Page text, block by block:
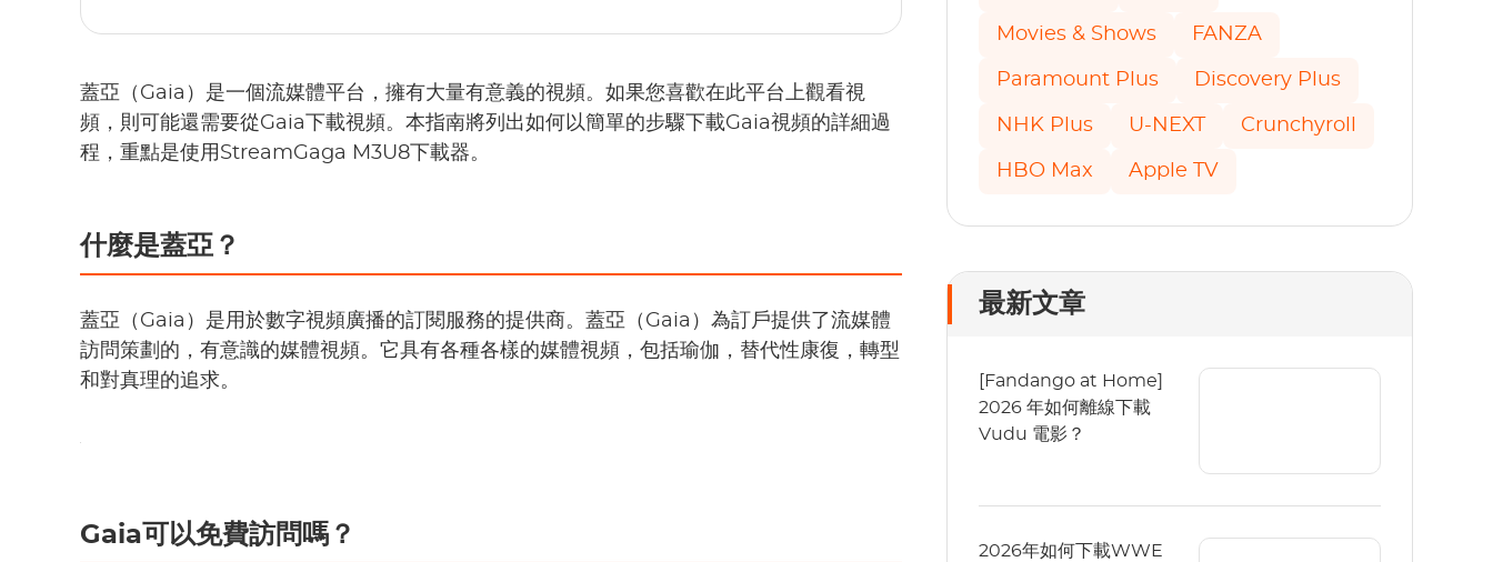
蓋亞（Gaia）是一個流媒體平台，擁有大量有意義的視頻。如果您喜歡在此平台上觀看視
頻，則可能還需要從Gaia下載視頻。本指南將列出如何以簡單的步驟下載Gaia視頻的詳細過
程，重點是使用StreamGaga M3U8下載器。
什麼是蓋亞？
蓋亞（Gaia）是用於數字視頻廣播的訂閱服務的提供商。蓋亞（Gaia）為訂戶提供了流媒體
訪問策劃的，有意識的媒體視頻。它具有各種各樣的媒體視頻，包括瑜伽，替代性康復，轉型
和對真理的追求。
Gaia可以免費訪問嗎？
Movies & Shows FANZA
Paramount Plus Discovery Plus
NHK Plus U-NEXT Crunchyroll
HBO Max Apple TV
最新文章
[Fandango at Home]
2026 年如何離線下載
Vudu 電影？
2026年如何下載WWE